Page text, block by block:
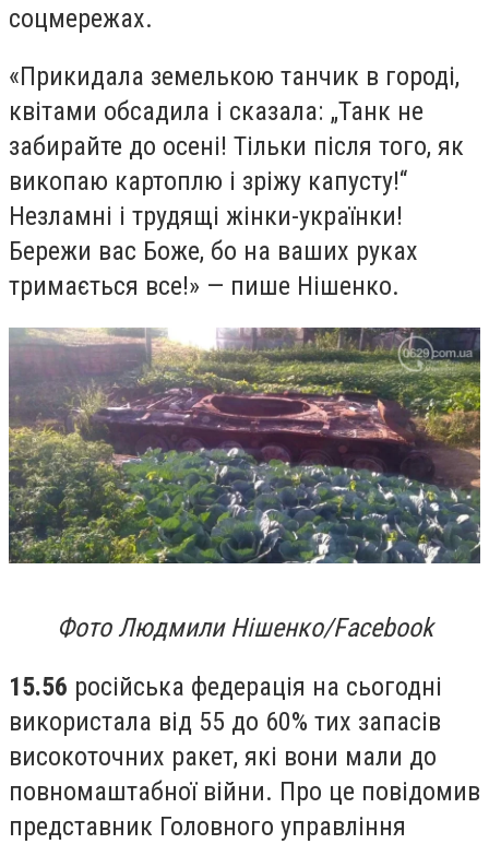
соцмережах.
«Прикидала земелькою танчик в городі,
квітами обсадила і сказала: „Танк не
забирайте до осені! Тільки після того, як
викопаю картоплю і зріжу капусту!“
Незламні і трудящі жінки-українки!
Бережи вас Боже, бо на ваших руках
тримається все!» — пише Нішенко.
Фото Людмили Нішенко/Facebook
15.56 російська федерація на сьогодні
використала від 55 до 60% тих запасів
високоточних ракет, які вони мали до
повномаштабної війни. Про це повідомив
представник Головного управління